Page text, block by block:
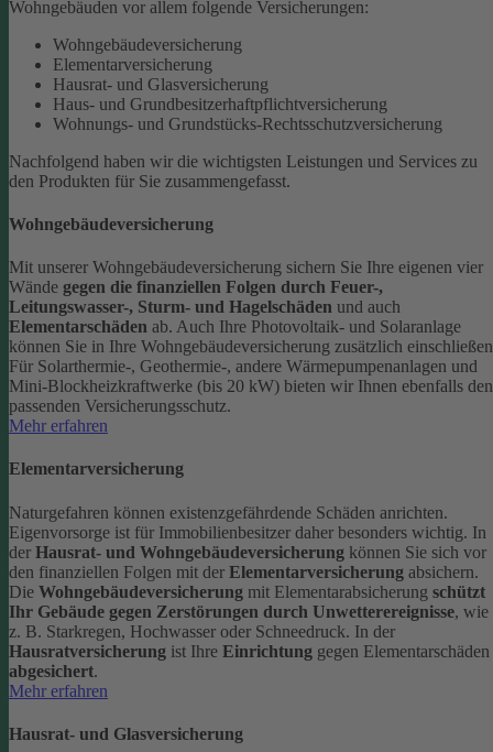
Wohngebäuden vor allem folgende Versicherungen:
Wohngebäudeversicherung
Elementarversicherung
Hausrat- und Glasversicherung
Haus- und Grundbesitzerhaftpflichtversicherung
Wohnungs- und Grundstücks-Rechtsschutzversicherung
Nachfolgend haben wir die wichtigsten Leistungen und Services zu
den Produkten für Sie zusammengefasst.
Wohngebäudeversicherung
Mit unserer Wohngebäudeversicherung sichern Sie Ihre eigenen vier
Wände gegen die finanziellen Folgen durch Feuer-,
Leitungswasser-, Sturm- und Hagelschäden und auch
Elementarschäden ab. Auch Ihre Photovoltaik- und Solaranlage
können Sie in Ihre Wohngebäudeversicherung zusätzlich
Für Solarthermie-, Geothermie-, andere Wärmepumpenanlagen und
Mini-Blockheizkraftwerke (bis 20 kW) bieten wir Ihnen ebenfalls den
passenden Versicherungsschutz.
Mehr erfahren
Elementarversicherung
Naturgefahren können existenzgefährdende Schäden anrichten.
Eigenvorsorge ist für Immobilienbesitzer daher besonders wichtig. In
der Hausrat- und Wohngebäudeversicherung können Sie sich vor
den finanziellen Folgen mit der Elementarversicherung absichern.
Die Wohngebäudeversicherung mit Elementarabsicherung schützt
Ihr Gebäude gegen Zerstörungen durch Unwetterereignisse, wie
z. B. Starkregen, Hochwasser oder Schneedruck. In der
Hausratversicherung ist Ihre Einrichtung gegen Elementarschäden
abgesichert.
Mehr erfahren
Hausrat- und Glasversicherung